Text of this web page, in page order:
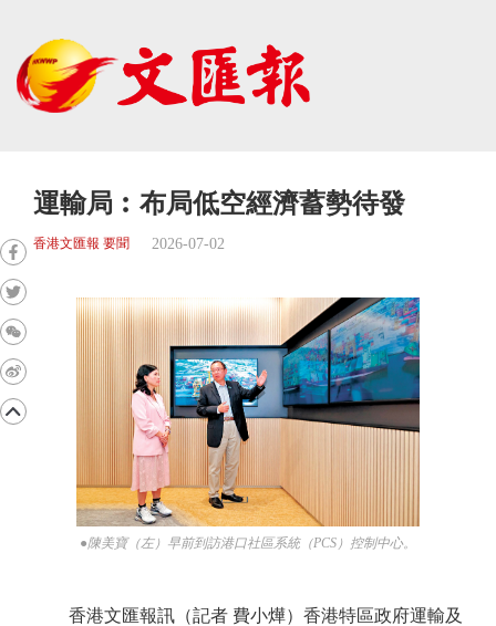
運輸局︰布局低空經濟蓄勢待發
香港文匯報 要聞 2026-07-02
●陳美寶（左）早前到訪港口社區系統（PCS）控制中心。
香港文匯報訊（記者 費小燁）香港特區政府運輸及